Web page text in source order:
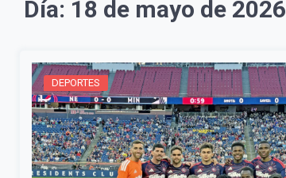
Día: 18 de mayo de 2026
DEPORTES